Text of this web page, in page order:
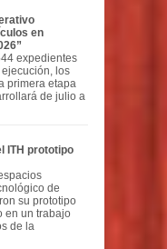
en
expedientes
los
primera etapa
de julio a
ITH prototipo
de
su prototipo
en un trabajo
de la